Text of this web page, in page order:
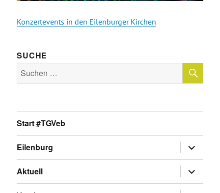
Konzertevents in den Eilenburger Kirchen
SUCHE
Suche
nach:
Start #TGVeb
Eilenburg
anzeigen
Aktuell
anzeigen